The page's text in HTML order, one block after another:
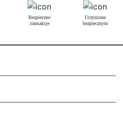
Bezpieczne
transakcje
Uczynione
bezpiecznym